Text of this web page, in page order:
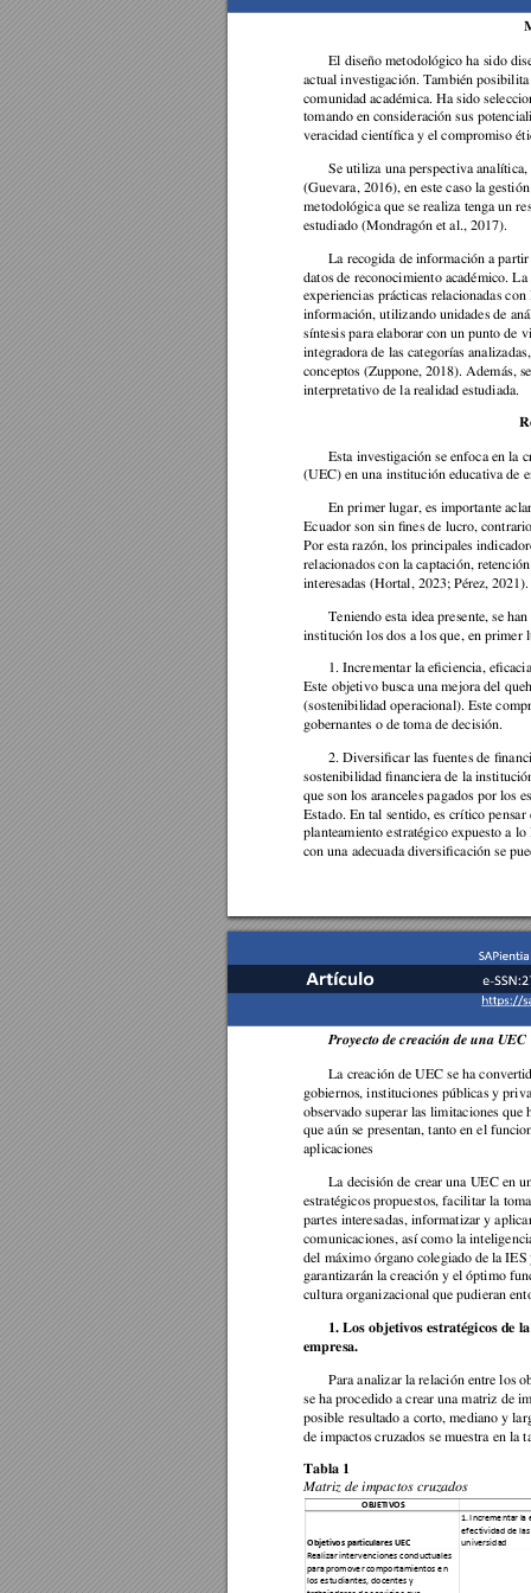
El diseño metodológico ha sido
actual investigación. También posibilit
comunidad académica. Ha sido
tomando en consideración sus
veracidad científica y el compromiso
Se utiliza una perspectiva
(Guevara, 2016), en este caso la
metodológica que se realiza tenga un
estudiado (Mondragón et al., 2017).
La recogida de información a
datos de reconocimiento académico.
experiencias prácticas relacionadas
información, utilizando unidades de
síntesis para elaborar con un punto de
integradora de las categorías
conceptos (Zuppone, 2018). Además,
interpretativo de la realidad estudiada.
Esta investigación se enfoca en la
(UEC) en una institución educativa de
En primer lugar, es importante
Ecuador son sin fines de lucro,
Por esta razón, los principales
relacionados con la captación,
interesadas (Hortal, 2023; Pérez,
Teniendo esta idea presente, se
institución los dos a los que, en
1. Incrementar la eficiencia,
Este objetivo busca una mejora del
(sostenibilidad operacional). Este
gobernantes o de toma de decisión.
2. Diversificar las fuentes de
sostenibilidad financiera de la instituci
que son los aranceles pagados por los
Estado. En tal sentido, es crítico
planteamiento estratégico expuesto a
con una adecuada diversificación se
Proyecto de creación de una UEC
La creación de UEC se ha
gobiernos, instituciones públicas y
observado superar las limitaciones
que aún se presentan, tanto en el
aplicaciones
La decisión de crear una UEC en
estratégicos propuestos, facilitar la
partes interesadas, informatizar y
comunicaciones, así como la
del máximo órgano colegiado de la IES
garantizarán la creación y el óptimo
cultura organizacional que pudieran
1. Los objetivos estratégicos de
empresa.
Para analizar la relación entre los
se ha procedido a crear una matriz de
posible resultado a corto, mediano y
de impactos cruzados se muestra en la
Tabla 1
Matriz de impactos cruzados
OBJETIVOS
Objetivos particulares UEC
1 . Incrementar la
efectividad de las
universidad
Realizar intervenciones conductuales
para promover comportamientos en
los estudiantes, docentes y